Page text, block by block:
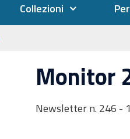
Collezioni
Monitor
Newsletter n. 246 -